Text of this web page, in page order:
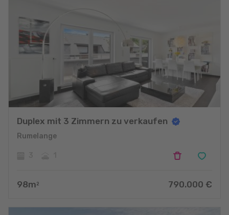
Duplex mit 3 Zimmern zu verkaufen
Rumelange
98m 2 790.000 €